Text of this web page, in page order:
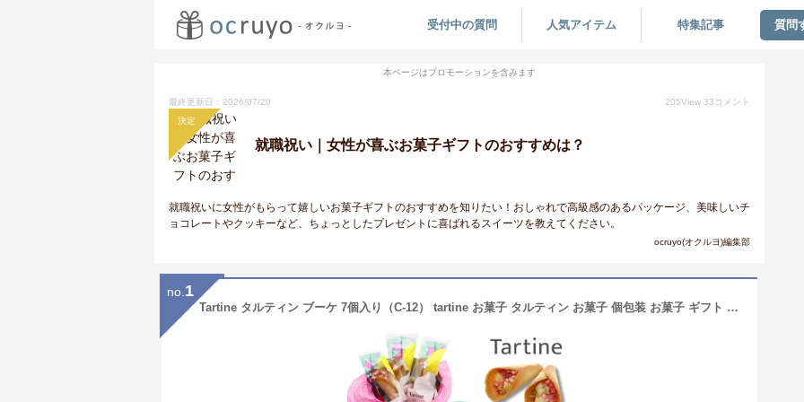
受付中の質問 人気アイテム 特集記事 質問
本ページはプロモーションを含みます
最終更新日：2026/07/20 205View 33 コメント
決定
就職祝い｜女性が喜ぶお菓子ギフトのおすすめは？
就職祝いに女性がもらって嬉しいお菓子ギフトのおすすめを知りたい！おしゃれで高級感のあるパッケージ、美味しいチ
ョコレートやクッキーなど、ちょっとしたプレゼントに喜ばれるスイーツを教えてください。
ocruyo(オクルヨ)編集部
no. 1
Tartine タルティン ブーケ 7個入り（C-12） tartine お菓子 タルティン お菓子 個包装 お菓子 ギフト お菓子 ブーケ 子供 ラングドシャ ストロベリークリーム ピスタチオ スイーツ ギフト ホワイトデー プレゼント お菓子 ブーケ